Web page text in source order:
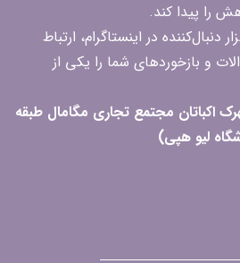
را پیدا کند.
با بیش از ۸۵۰ هزار دنبال‌کننده در اینستاگرام، ارتباط
و بازخوردهای شما را یکی از
اکباتان مجتمع تجاری مگامال طبقه